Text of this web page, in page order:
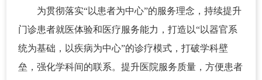
为贯彻落实“以患者为中心”的服务理念，持续提升
门诊患者就医体验和医疗服务能力，打造以“以器官系
统为基础，以疾病为中心”的诊疗模式，打破学科壁
垒，强化学科间的联系。提升医院服务质量，方便患者